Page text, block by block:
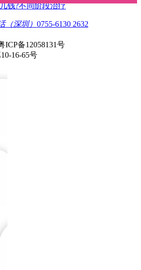
钱?不同阶段治疗
（深圳） 0755-6130 2632
ICP备12058131号
16-65号